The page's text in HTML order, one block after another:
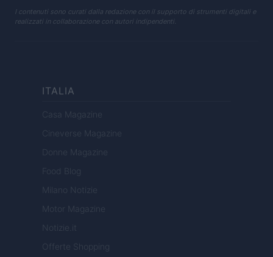
I contenuti sono curati dalla redazione con il supporto di strumenti digitali e
realizzati in collaborazione con autori indipendenti.
ITALIA
Casa Magazine
Cineverse Magazine
Donne Magazine
Food Blog
Milano Notizie
Motor Magazine
Notizie.it
Offerte Shopping